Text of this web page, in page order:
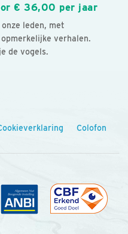
€ 36,00 per jaar
leden, met
verhalen.
de vogels.
Colofon